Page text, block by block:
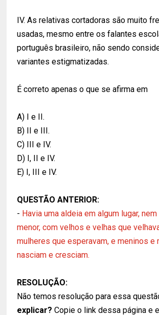
IV. As relativas cortadoras são muito
usadas, mesmo entre os falantes
português brasileiro, não sendo
variantes estigmatizadas.
É correto apenas o que se afirma em
A) I e II.
B) II e III.
C) III e IV.
D) I, II e IV.
E) I, III e IV.
QUESTÃO ANTERIOR:
- Havia uma aldeia em algum lugar,
menor, com velhos e velhas que
mulheres que esperavam, e meninos e
nasciam e cresciam.
RESOLUÇÃO:
Não temos resolução para essa
explicar? Copie o link dessa página e